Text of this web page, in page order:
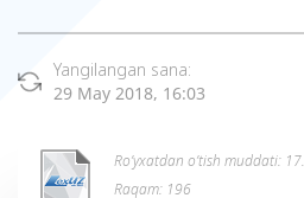
Yangilangan sana:
29 May 2018, 16:03
Ro’yxatdan o’tish muddati:
Raqam: 196